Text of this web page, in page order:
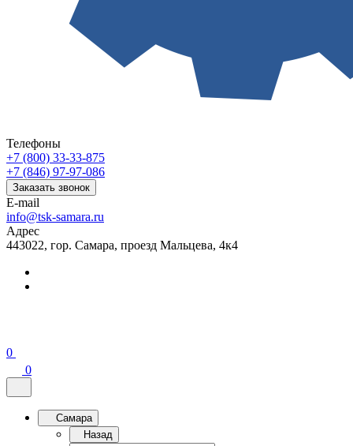
Телефоны
+7 (800) 33-33-875
+7 (846) 97-97-086
Заказать звонок
E-mail
info@tsk-samara.ru
Адрес
443022, гор. Самара, проезд Мальцева, 4к4
0
0
Самара
Назад